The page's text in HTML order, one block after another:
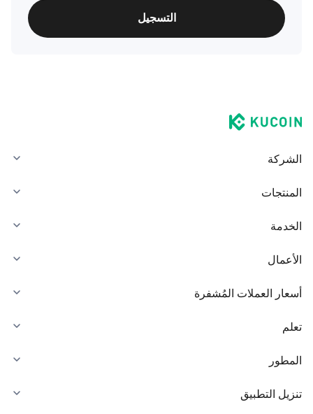
التسجيل
الشركة
المنتجات
الخدمة
الأعمال
أسعار العملات المُشفرة
تعلم
المطور
تنزيل التطبيق